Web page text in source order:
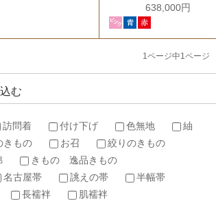
638,000円
1ページ中1ページ
む
訪問着 付け下げ 色無地
紬
きもの お召
絞りのきもの
きもの 逸品きもの
名古屋帯 誂えの帯
半幅帯
長襦袢
肌襦袢